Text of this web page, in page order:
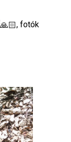
, fotók